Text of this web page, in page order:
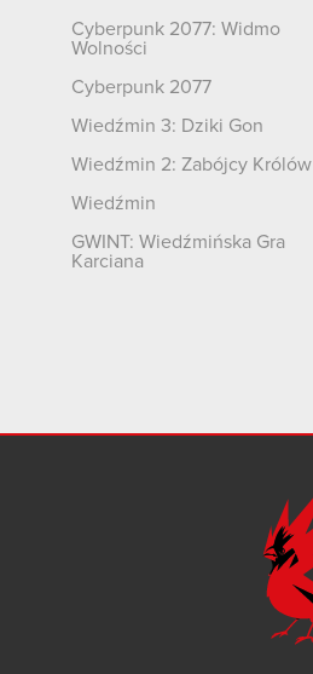
Cyberpunk 2077: Widmo
Wolności
Cyberpunk 2077
Wiedźmin 3: Dziki Gon
Wiedźmin 2: Zabójcy Królów
Wiedźmin
GWINT: Wiedźmińska Gra
Karciana